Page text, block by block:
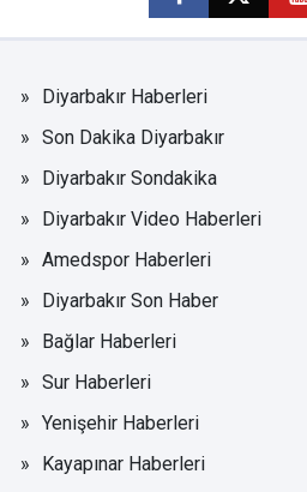
Diyarbakır Haberleri
Son Dakika Diyarbakır
Diyarbakır Sondakika
Diyarbakır Video Haberleri
Amedspor Haberleri
Diyarbakır Son Haber
Bağlar Haberleri
Sur Haberleri
Yenişehir Haberleri
Kayapınar Haberleri